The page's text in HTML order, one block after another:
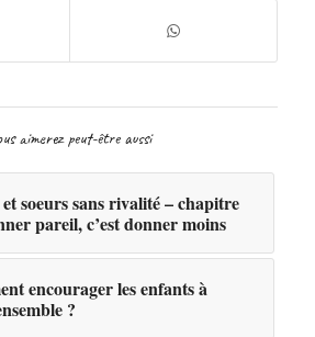
aimerez peut-être aussi
soeurs sans rivalité – chapitre
pareil, c’est donner moins
encourager les enfants à
?